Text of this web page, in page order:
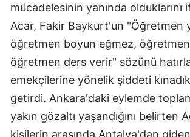
mücadelesinin yanında olduklarını
Acar, Fakir Baykurt'un "Öğretmen
öğretmen boyun eğmez,
öğretmen ders verir" sözünü
emekçilerine yönelik şiddeti
getirdi. Ankara'daki eylemde
yakın gözaltı yaşandığını belirten
kişilerin arasında Antalya'dan